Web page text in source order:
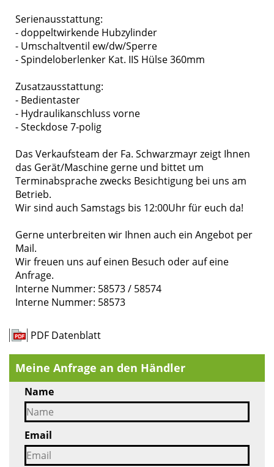
Serienausstattung:
- doppeltwirkende Hubzylinder
- Umschaltventil ew/dw/Sperre
- Spindeloberlenker Kat. IIS Hülse 360mm
Zusatzausstattung:
- Bedientaster
- Hydraulikanschluss vorne
- Steckdose 7-polig
Das Verkaufsteam der Fa. Schwarzmayr zeigt Ihnen
das Gerät/Maschine gerne und bittet um
Terminabsprache zwecks Besichtigung bei uns am
Betrieb.
Wir sind auch Samstags bis 12:00Uhr für euch da!
Gerne unterbreiten wir Ihnen auch ein Angebot per
Mail.
Wir freuen uns auf einen Besuch oder auf eine
Anfrage.
Interne Nummer: 58573 / 58574
Interne Nummer: 58573
PDF Datenblatt
Meine Anfrage an den Händler
Name
Email